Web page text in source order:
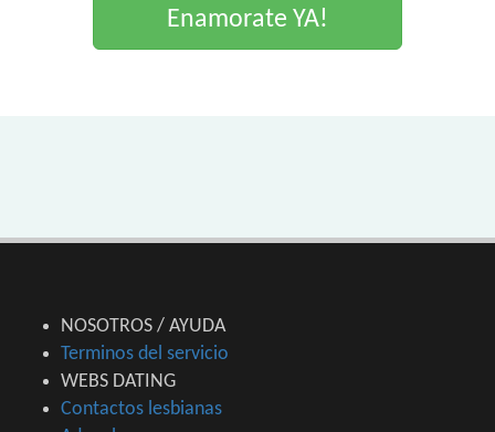
Enamorate YA!
NOSOTROS / AYUDA
Terminos del servicio
WEBS DATING
Contactos lesbianas